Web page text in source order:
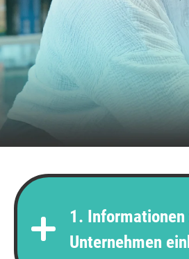
1. Informationen
Unternehmen